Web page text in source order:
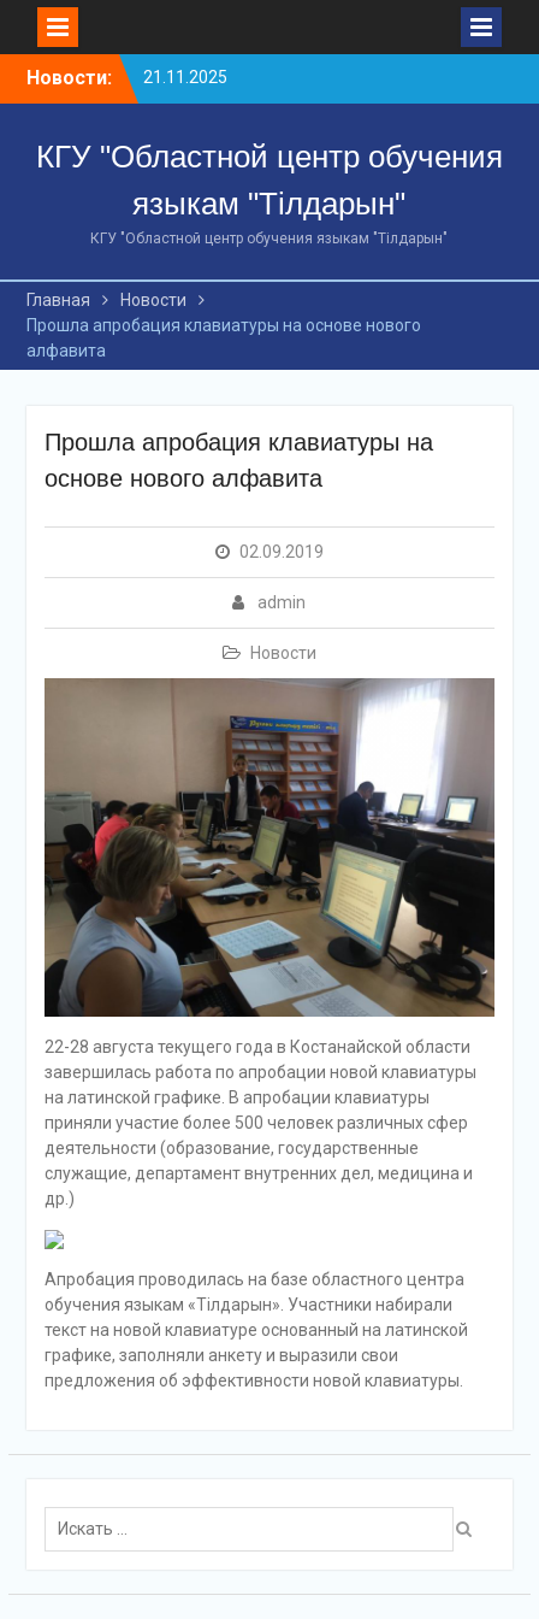
Новости:
21.11.2025
10 ноября 2025 года
Департамента полиции
Костанайской области
МВД РК завершили 48-
часовой краткосрочный
казахского языка и
получили сертификаты.
18 декабря 2025 года по
областисостоялся
масштабный форум под
названием «AI и
цифровойсинергии».
КГУ "Областной центр обучения
языкам "Тілдарын"
КГУ "Областной центр обучения языкам "Тілдарын"
Главная
Новости
Прошла апробация клавиатуры на основе нового
алфавита
Прошла апробация клавиатуры на
основе нового алфавита
02.09.2019
admin
Новости
22-28 августа текущего года в Костанайской области
завершилась работа по апробации новой клавиатуры
на латинской графике. В апробации клавиатуры
приняли участие более 500 человек различных сфер
деятельности (образование, государственные
служащие, департамент внутренних дел, медицина и
др.)
Апробация проводилась на базе областного центра
обучения языкам «Тілдарын». Участники набирали
текст на новой клавиатуре основанный на латинской
графике, заполняли анкету и выразили свои
предложения об эффективности новой клавиатуры.
Поиск
для: